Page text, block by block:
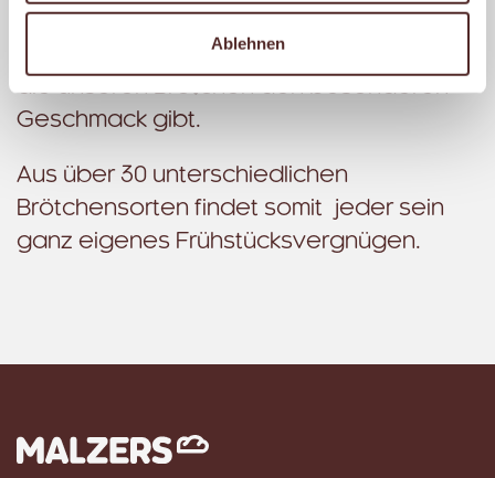
Ablehnen
erfahrenen Bäckermeister kontrollieren
persönlich die extra lange Teigführung,
die unseren Brötchen den besonderen
Geschmack gibt.
Aus über 30 unterschiedlichen
Brötchensorten findet somit jeder sein
ganz eigenes Frühstücksvergnügen.